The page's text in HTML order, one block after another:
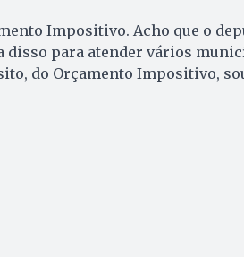
Impositivo. Acho que o
disso para atender vários
do Orçamento Impositivo,